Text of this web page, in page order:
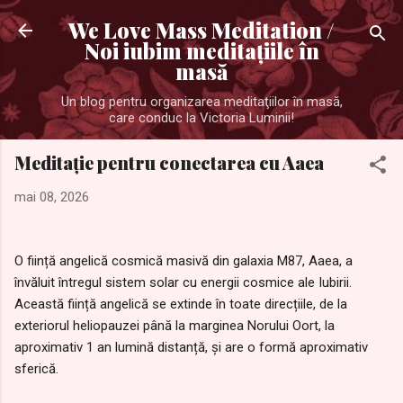
Treceți la conținutul principal
We Love Mass Meditation /
Noi iubim meditaţiile în
masă
Un blog pentru organizarea meditaţiilor în masă,
care conduc la Victoria Luminii!
Meditație pentru conectarea cu Aaea
mai 08, 2026
O ființă angelică cosmică masivă din galaxia M87, Aaea, a
învăluit întregul sistem solar cu energii cosmice ale Iubirii.
Această ființă angelică se extinde în toate direcțiile, de la
exteriorul heliopauzei până la marginea Norului Oort, la
aproximativ 1 an lumină distanță, și are o formă aproximativ
sferică.